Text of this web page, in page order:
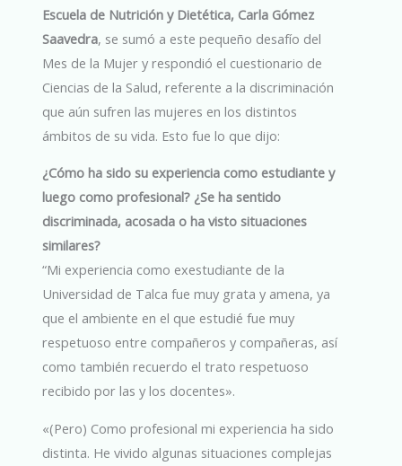
Escuela de Nutrición y Dietética, Carla Gómez
Saavedra, se sumó a este pequeño desafío del
Mes de la Mujer y respondió el cuestionario de
Ciencias de la Salud, referente a la discriminación
que aún sufren las mujeres en los distintos
ámbitos de su vida. Esto fue lo que dijo:
¿Cómo ha sido su experiencia como estudiante y
luego como profesional? ¿Se ha sentido
discriminada, acosada o ha visto situaciones
similares?
“Mi experiencia como exestudiante de la
Universidad de Talca fue muy grata y amena, ya
que el ambiente en el que estudié fue muy
respetuoso entre compañeros y compañeras, así
como también recuerdo el trato respetuoso
recibido por las y los docentes».
«(Pero) Como profesional mi experiencia ha sido
distinta. He vivido algunas situaciones complejas